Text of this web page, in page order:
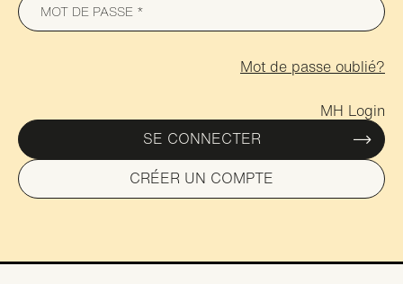
MOT DE PASSE
Mot de passe oublié?
MH Login
SE CONNECTER
CRÉER UN COMPTE